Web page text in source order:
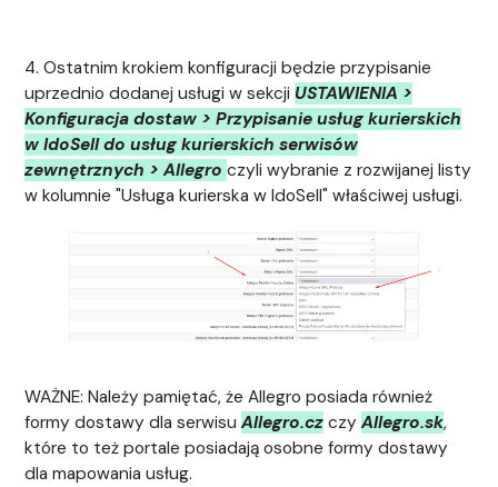
4. Ostatnim krokiem konfiguracji będzie przypisanie
uprzednio dodanej usługi w sekcji USTAWIENIA >
Konfiguracja dostaw > Przypisanie usług kurierskich
w IdoSell do usług kurierskich serwisów
zewnętrznych > Allegroczyli wybranie z rozwijanej listy
w kolumnie "Usługa kurierska w IdoSell" właściwej usługi.
WAŻNE: Należy pamiętać, że Allegro posiada również
formy dostawy dla serwisuAllegro.cz czyAllegro.sk,
które to też portale posiadają osobne formy dostawy
dla mapowania usług.